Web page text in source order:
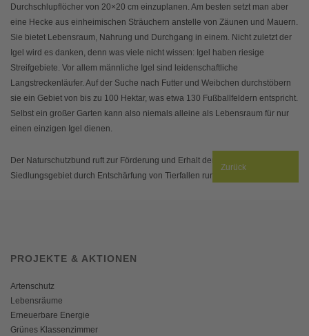
Durchschlupflöcher von 20×20 cm einzuplanen. Am besten setzt man aber
eine Hecke aus einheimischen Sträuchern anstelle von Zäunen und Mauern.
Sie bietet Lebensraum, Nahrung und Durchgang in einem. Nicht zuletzt der
Igel wird es danken, denn was viele nicht wissen: Igel haben riesige
Streifgebiete. Vor allem männliche Igel sind leidenschaftliche
Langstreckenläufer. Auf der Suche nach Futter und Weibchen durchstöbern
sie ein Gebiet von bis zu 100 Hektar, was etwa 130 Fußballfeldern entspricht.
Selbst ein großer Garten kann also niemals alleine als Lebensraum für nur
einen einzigen Igel dienen.
Der Naturschutzbund ruft zur Förderung und Erhalt der Artenvielfalt im
Siedlungsgebiet durch Entschärfung von Tierfallen rund ums Haus auf.
Zurück
PROJEKTE & AKTIONEN
Artenschutz
Lebensräume
Erneuerbare Energie
Grünes Klassenzimmer